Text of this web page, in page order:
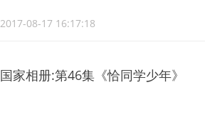
2017-08-17 16:17:18
国家相册:第46集《恰同学少年》